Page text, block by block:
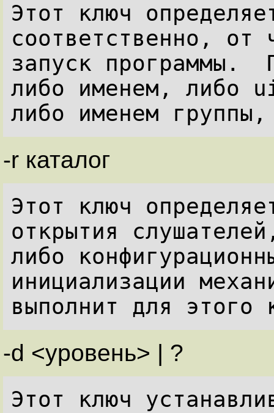
Этот ключ
соответственно, от
запуск программы.
либо именем, либо
-r каталог
Этот ключ
открытия
либо
инициализации
-d <уровень> | ?
Этот ключ